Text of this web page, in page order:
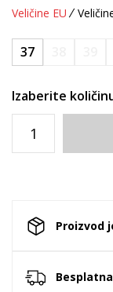
Veličine EU
37
Izaberite
Proizvod